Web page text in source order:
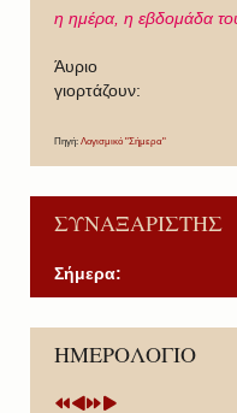
η ημέρα, η εβδομάδα
Άυριο
γιορτάζουν:
Πηγή: Λογισμικό "Σήμερα"
ΣΥΝΑΞΑΡΙΣΤΗΣ
Σήμερα:
ΗΜΕΡΟΛΟΓΙΟ
P
r
v
P
r
v
N
e
t
N
e
t